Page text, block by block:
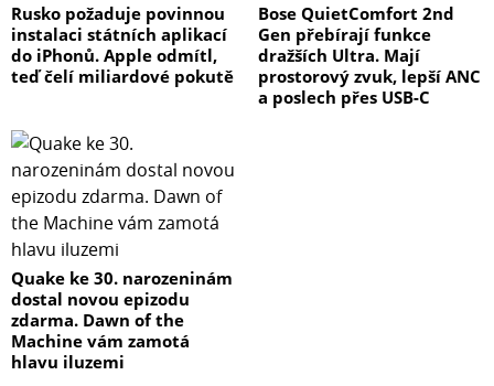
Rusko požaduje povinnou
instalaci státních aplikací
do iPhonů. Apple odmítl,
teď čelí miliardové pokutě
Bose QuietComfort 2nd
Gen přebírají funkce
dražších Ultra. Mají
prostorový zvuk, lepší ANC
a poslech přes USB-C
Quake ke 30. narozeninám
dostal novou epizodu
zdarma. Dawn of the
Machine vám zamotá
hlavu iluzemi